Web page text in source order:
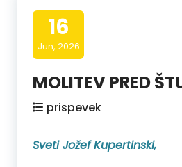
16
Jun, 2026
MOLITEV PRED
prispevek
Sveti Jožef Kupertinski,